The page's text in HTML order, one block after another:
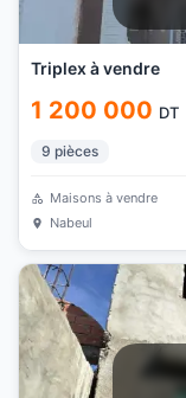
Triplex à vendre
1 200 000 DT
9 pièces
Maisons à vendre
Nabeul